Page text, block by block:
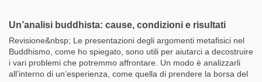
Un’analisi buddhista: cause, condizioni e risultati
Revisione&nbsp; Le presentazioni degli argomenti metafisici nel
Buddhismo, come ho spiegato, sono utili per aiutarci a decostruire
i vari problemi che potremmo affrontare. Un modo è analizzarli
all’interno di un’esperienza, come quella di prendere la borsa del